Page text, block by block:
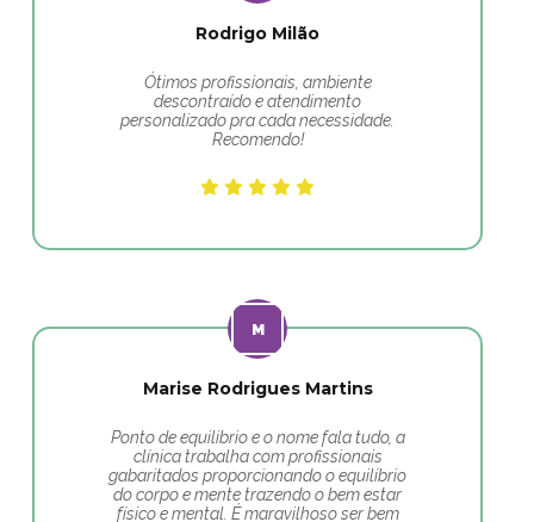
Rodrigo Milão
Ótimos profissionais, ambiente
descontraído e atendimento
personalizado pra cada necessidade.
Recomendo!
Marise Rodrigues Martins
Ponto de equilibrio e o nome fala tudo, a
clínica trabalha com profissionais
gabaritados proporcionando o equilíbrio
do corpo e mente trazendo o bem estar
físico e mental. É maravilhoso ser bem